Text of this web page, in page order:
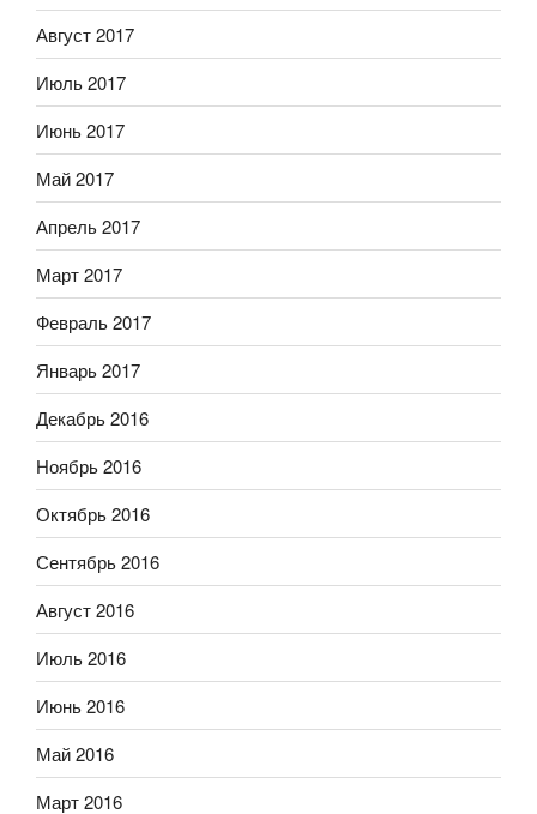
Август 2017
Июль 2017
Июнь 2017
Май 2017
Апрель 2017
Март 2017
Февраль 2017
Январь 2017
Декабрь 2016
Ноябрь 2016
Октябрь 2016
Сентябрь 2016
Август 2016
Июль 2016
Июнь 2016
Май 2016
Март 2016